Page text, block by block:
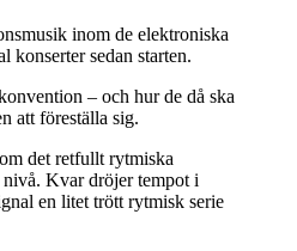
inom de elektroniska
konserter sedan starten.
– och hur de då ska
att föreställa sig.
det retfullt rytmiska
nivå. Kvar dröjer tempot i
en litet trött rytmisk serie